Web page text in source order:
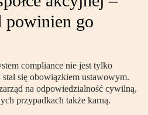
powinien go
compliance nie jest tylko
się obowiązkiem ustawowym.
na odpowiedzialność cywilną,
przypadkach także karną.